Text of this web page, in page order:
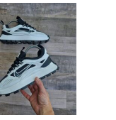
Este
producto
tiene
múltiples
variantes.
Las
opciones